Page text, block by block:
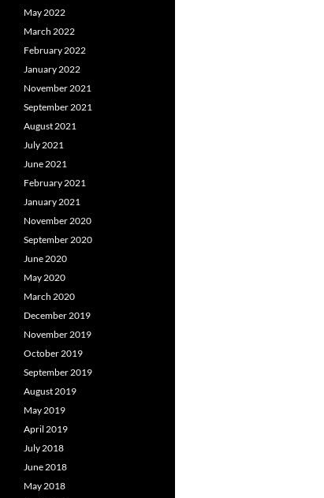
May 2022
March 2022
February 2022
January 2022
November 2021
September 2021
August 2021
July 2021
June 2021
February 2021
January 2021
November 2020
September 2020
June 2020
May 2020
March 2020
December 2019
November 2019
October 2019
September 2019
August 2019
May 2019
April 2019
July 2018
June 2018
May 2018